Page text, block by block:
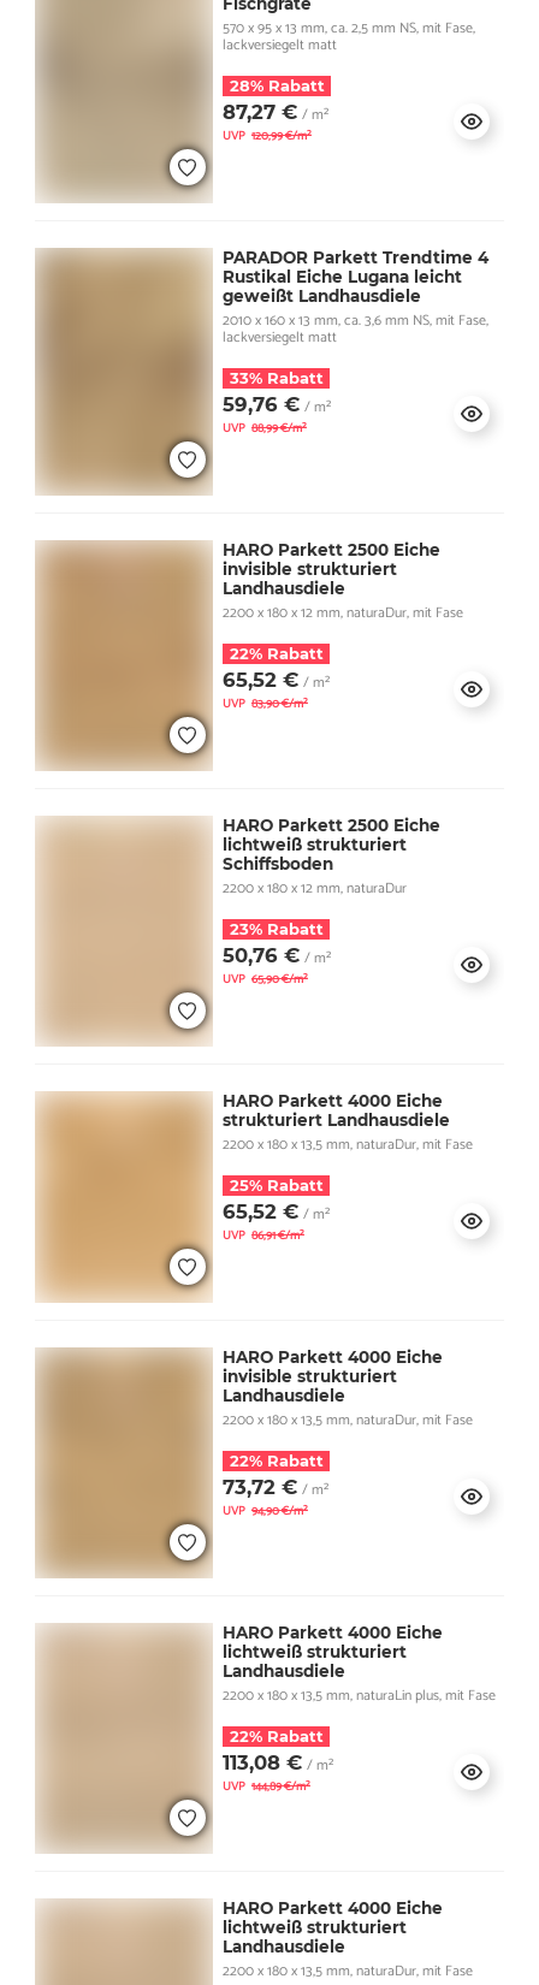
Fischgräte
570 x 95 x 13 mm, ca. 2,5 mm NS, mit Fase,
lackversiegelt matt
28% Rabatt
87,27 € / m²
UVP 120,99 €/m²
PARADOR Parkett Trendtime 4
Rustikal Eiche Lugana leicht
geweißt Landhausdiele
2010 x 160 x 13 mm, ca. 3,6 mm NS, mit Fase,
lackversiegelt matt
33% Rabatt
59,76 € / m²
UVP 88,99 €/m²
HARO Parkett 2500 Eiche
invisible strukturiert
Landhausdiele
2200 x 180 x 12 mm, naturaDur, mit Fase
22% Rabatt
65,52 € / m²
UVP 83,90 €/m²
HARO Parkett 2500 Eiche
lichtweiß strukturiert
Schiffsboden
2200 x 180 x 12 mm, naturaDur
23% Rabatt
50,76 € / m²
UVP 65,90 €/m²
HARO Parkett 4000 Eiche
strukturiert Landhausdiele
2200 x 180 x 13,5 mm, naturaDur, mit Fase
25% Rabatt
65,52 € / m²
UVP 86,91 €/m²
HARO Parkett 4000 Eiche
invisible strukturiert
Landhausdiele
2200 x 180 x 13,5 mm, naturaDur, mit Fase
22% Rabatt
73,72 € / m²
UVP 94,90 €/m²
HARO Parkett 4000 Eiche
lichtweiß strukturiert
Landhausdiele
2200 x 180 x 13,5 mm, naturaLin plus, mit Fase
22% Rabatt
113,08 € / m²
UVP 144,89 €/m²
HARO Parkett 4000 Eiche
lichtweiß strukturiert
Landhausdiele
2200 x 180 x 13,5 mm, naturaDur, mit Fase